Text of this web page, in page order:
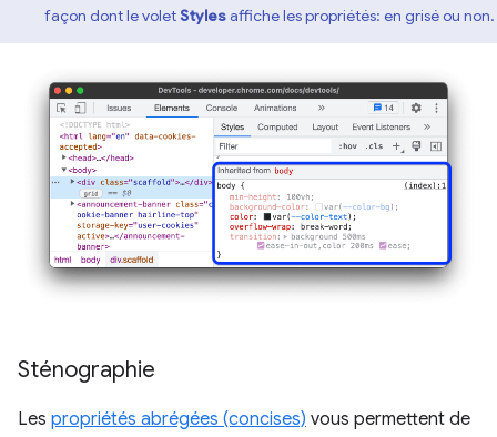
façon dont le voletStylesaffiche les propriétés: en grisé ou non.
Sténographie
Les propriétés abrégées (concises) vous permettent de